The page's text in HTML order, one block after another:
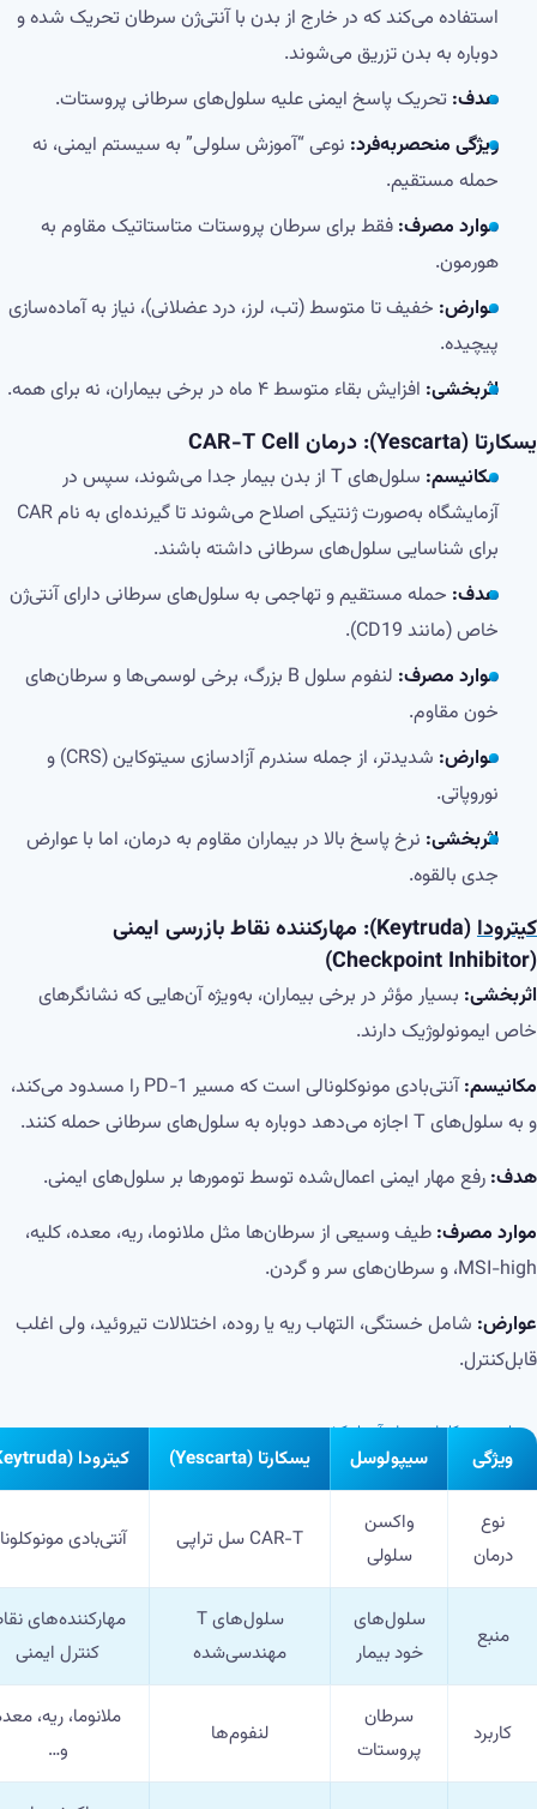
استفاده می‌کند که در خارج از بدن با آنتی‌ژن سرطان تحریک شده و
دوباره به بدن تزریق می‌شوند.
هدف: تحریک پاسخ ایمنی علیه سلول‌های سرطانی پروستات.
ویژگی منحصربه‌فرد: نوعی “آموزش سلولی” به سیستم ایمنی، نه
حمله مستقیم.
موارد مصرف: فقط برای سرطان پروستات متاستاتیک مقاوم به
هورمون.
عوارض: خفیف تا متوسط (تب، لرز، درد عضلانی)، نیاز به آماده‌سازی
پیچیده.
اثربخشی: افزایش بقاء متوسط ۴ ماه در برخی بیماران، نه برای همه.
یسکارتا (Yescarta): درمان CAR-T Cell
مکانیسم:
سلول‌های T از بدن بیمار جدا می‌شوند، سپس در
آزمایشگاه به‌صورت ژنتیکی اصلاح می‌شوند تا گیرنده‌ای به نام CAR
برای شناسایی سلول‌های سرطانی داشته باشند.
هدف: حمله مستقیم و تهاجمی به سلول‌های سرطانی دارای آنتی‌ژن
خاص (مانند CD19).
موارد مصرف:
لنفوم سلول B بزرگ، برخی لوسمی‌ها و سرطان‌های
خون مقاوم.
عوارض:
شدیدتر، از جمله سندرم آزادسازی سیتوکاین (CRS) و
نوروپاتی.
اثربخشی: نرخ پاسخ بالا در بیماران مقاوم به درمان، اما با عوارض
جدی بالقوه.
کیترودا
(Keytruda): مهارکننده نقاط بازرسی ایمنی
(Checkpoint Inhibitor)
اثربخشی: بسیار مؤثر در برخی بیماران، به‌ویژه آن‌هایی که نشانگرهای
خاص ایمونولوژیک دارند.
مکانیسم:
آنتی‌بادی مونوکلونالی است که مسیر PD-1 را مسدود می‌کند،
و به سلول‌های T اجازه می‌دهد دوباره به سلول‌های سرطانی حمله کنند.
هدف: رفع مهار ایمنی اعمال‌شده توسط تومورها بر سلول‌های ایمنی.
موارد مصرف: طیف وسیعی از سرطان‌ها مثل ملانوما، ریه، معده، کلیه،
MSI-high، و سرطان‌های سر و گردن.
عوارض: شامل خستگی، التهاب ریه یا روده، اختلالات تیروئید، ولی اغلب
قابل‌کنترل.
↔برای دیدن کاملِ جدول، آن را بکشید
ویژگی سیپولوسل یسکارتا (Yescarta) کیترودا (Keytruda)
نوع
درمان
واکسن
سلولی
CAR-T سل تراپی آنتی‌بادی
منبع
سلول‌های
خود بیمار
سلول‌های T
مهندسی‌شده
مهارکننده‌های
کنترل ایمنی
کاربرد
سرطان
پروستات
لنفوم‌ها
ملانوما، ریه،
و…